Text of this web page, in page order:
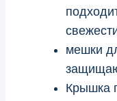
мешки
Крышка